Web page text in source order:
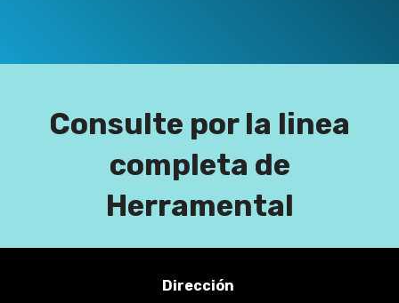
Consulte por la linea
completa de
Herramental
Dirección